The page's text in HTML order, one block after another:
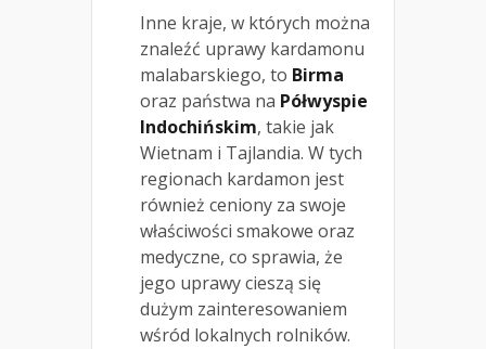
Inne kraje, w których można
znaleźć uprawy kardamonu
malabarskiego, to Birma
oraz państwa na Półwyspie
Indochińskim, takie jak
Wietnam i Tajlandia. W tych
regionach kardamon jest
również ceniony za swoje
właściwości smakowe oraz
medyczne, co sprawia, że
jego uprawy cieszą się
dużym zainteresowaniem
wśród lokalnych rolników.